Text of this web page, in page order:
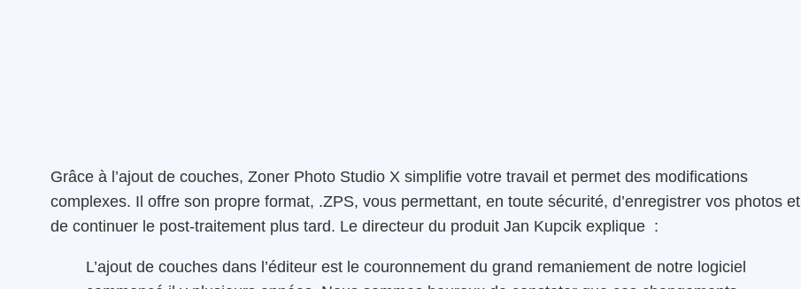
Grâce à l’ajout de couches, Zoner Photo Studio X simplifie votre travail et permet des modifications
complexes. Il offre son propre format, .ZPS, vous permettant, en toute sécurité, d’enregistrer vos photos et
de continuer le post-traitement plus tard. Le directeur du produit Jan Kupcik explique :
L’ajout de couches dans l’éditeur est le couronnement du grand remaniement de notre logiciel